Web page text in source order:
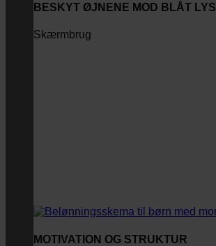
BESKYT ØJNENE MOD BLÅT LYS
Skærmbrug
MOTIVATION OG STRUKTUR